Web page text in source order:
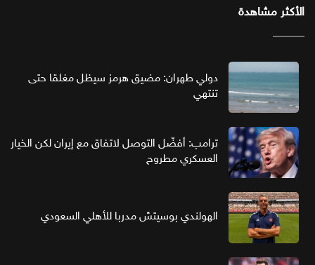
الأكثر مشاهدة
دولي طهران: مضيق هرمز سيظل مغلقا حتى
تنتهي
ترامب: أفضّل التوصل لاتفاق مع إيران لكن الخيار
العسكري مطروح
الهولندي بوسيتش مدربا للأهلي السعودي